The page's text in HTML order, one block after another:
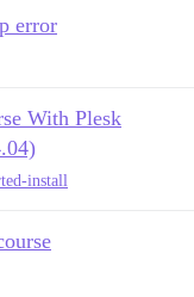
error
With Plesk
install